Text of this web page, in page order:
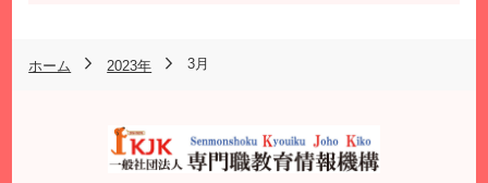
ホーム 2023年 3月